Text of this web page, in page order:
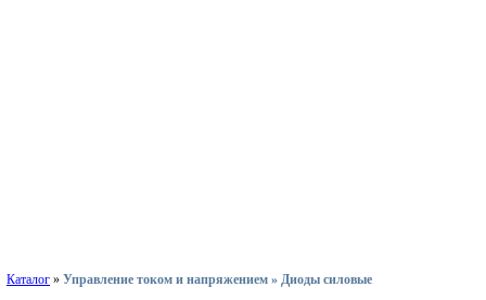
Каталог » Управление током и напряжением » Диоды силовые